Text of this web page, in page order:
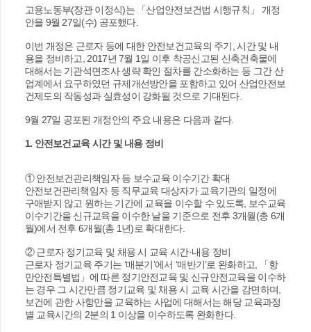
고용노동부(장관 이정식)는 「산업안전보건법 시행규칙」 개정
안을 9월 27일(수) 공포했다.
이번 개정은 근로자 등에 대한 안전보건교육의 주기, 시간 및 내
용을 정비하고, 2017년 7월 1일 이후 착공신고된 신축건축물에
대해서는 기관석면조사 생략 확인 절차를 간소화하는 등 그간 산
업계에서 요구하였던 규제개선방안을 포함하고 있어 산업안전보
건제도의 작동성과 실효성이 강화될 것으로 기대된다.
9월 27일 공포된 개정안의 주요 내용은 다음과 같다.
1. 안전보건교육 시간 및 내용 정비
① 안전보건관리책임자 등 보수교육 이수기간 확대
안전보건관리책임자 등 직무교육 대상자가 교육기관의 일정에
구애받지 않고 원하는 기간에 교육을 이수할 수 있도록, 보수교육
이수기간을 신규교육을 이수한 날을 기준으로 전후 3개월(총 6개
월)에서 전후 6개월(총 1년)로 확대한다.
② 근로자 정기교육 및 채용 시 교육 시간·내용 정비
근로자 정기교육 주기는 ‘매분기’에서 ‘매반기’로 완화하고, 「항
만안전특별법」에 따른 정기안전교육 및 신규안전교육을 이수하
는 경우 그 시간만큼 정기교육 및 채용 시 교육 시간을 감면하며,
보건에 관한 사항만을 교육하는 사업에 대해서는 해당 교육과정
별 교육시간의 2분의 1 이상을 이수하도록 완화한다.